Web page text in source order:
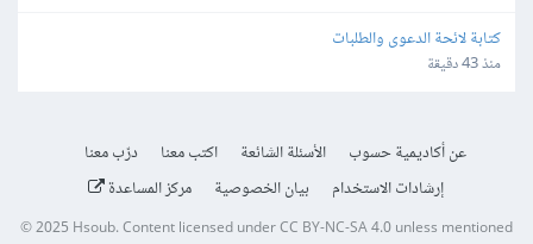
كتابة لائحة الدعوى والطلبات
منذ 43 دقيقة
عن أكاديمية حسوب الأسئلة الشائعة اكتب معنا
درّب معنا
إرشادات الاستخدام
بيان الخصوصية مركز المساعدة
© 2025 Hsoub.Content licensed underCC BY-NC-SA 4.0unless mentioned